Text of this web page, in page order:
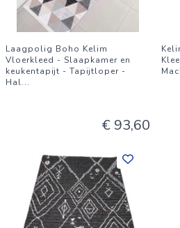
Laagpolig Boho Kelim
Vloerkleed - Slaapkamer en
keukentapijt - Tapijtloper -
Hal...
€ 93,60